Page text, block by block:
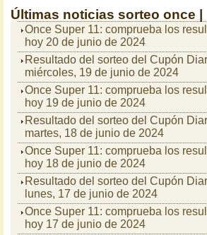
Últimas noticias sorteo once |
Once Super 11: comprueba los
hoy 20 de junio de 2024
Resultado del sorteo del Cupón
miércoles, 19 de junio de 2024
Once Super 11: comprueba los
hoy 19 de junio de 2024
Resultado del sorteo del Cupón
martes, 18 de junio de 2024
Once Super 11: comprueba los
hoy 18 de junio de 2024
Resultado del sorteo del Cupón
lunes, 17 de junio de 2024
Once Super 11: comprueba los
hoy 17 de junio de 2024